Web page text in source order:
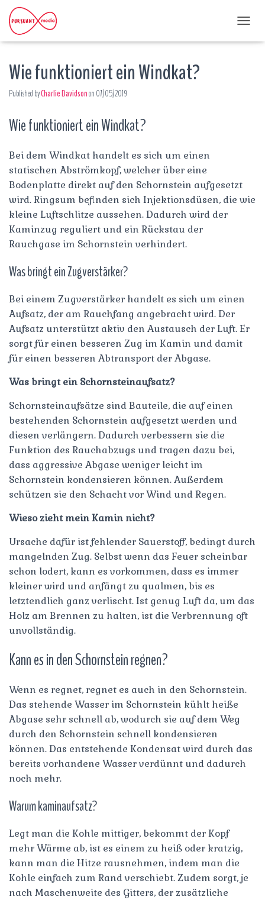
O
N
Wie funktioniert ein Windkat?
Published byCharlie Davidsonon 07/05/2019
Wie funktioniert ein Windkat?
Bei dem Windkat handelt es sich um einen
statischen Abströmkopf, welcher über eine
Bodenplatte direkt auf den Schornstein aufgesetzt
wird. Ringsum befinden sich Injektionsdüsen, die wie
kleine Luftschlitze aussehen. Dadurch wird der
Kaminzug reguliert und ein Rückstau der
Rauchgase im Schornstein verhindert.
Was bringt ein Zugverstärker?
Bei einem Zugverstärker handelt es sich um einen
Aufsatz, der am Rauchfang angebracht wird. Der
Aufsatz unterstützt aktiv den Austausch der Luft. Er
sorgt für einen besseren Zug im Kamin und damit
für einen besseren Abtransport der Abgase.
Was bringt ein Schornsteinaufsatz?
Schornsteinaufsätze sind Bauteile, die auf einen
bestehenden Schornstein aufgesetzt werden und
diesen verlängern. Dadurch verbessern sie die
Funktion des Rauchabzugs und tragen dazu bei,
dass aggressive Abgase weniger leicht im
Schornstein kondensieren können. Außerdem
schützen sie den Schacht vor Wind und Regen.
Wieso zieht mein Kamin nicht?
Ursache dafür ist fehlender Sauerstoff, bedingt durch
mangelnden Zug. Selbst wenn das Feuer scheinbar
schon lodert, kann es vorkommen, dass es immer
kleiner wird und anfängt zu qualmen, bis es
letztendlich ganz verlischt. Ist genug Luft da, um das
Holz am Brennen zu halten, ist die Verbrennung oft
unvollständig.
Kann es in den Schornstein regnen?
Wenn es regnet, regnet es auch in den Schornstein.
Das stehende Wasser im Schornstein kühlt heiße
Abgase sehr schnell ab, wodurch sie auf dem Weg
durch den Schornstein schnell kondensieren
können. Das entstehende Kondensat wird durch das
bereits vorhandene Wasser verdünnt und dadurch
noch mehr.
Warum kaminaufsatz?
Legt man die Kohle mittiger, bekommt der Kopf
mehr Wärme ab, ist es einem zu heiß oder kratzig,
kann man die Hitze rausnehmen, indem man die
Kohle einfach zum Rand verschiebt. Zudem sorgt, je
nach Maschenweite des Gitters, der zusätzliche